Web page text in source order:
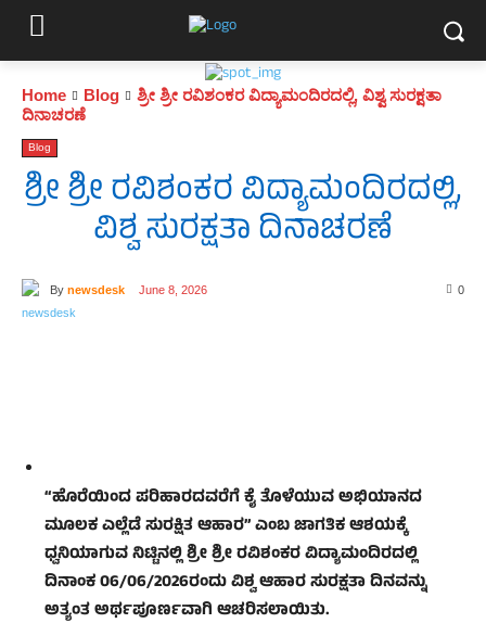
Home Blog
ಶ್ರೀ ಶ್ರೀ ರವಿಶಂಕರ ವಿದ್ಯಾಮಂದಿರದಲ್ಲಿ, ವಿಶ್ವ ಸುರಕ್ಷತಾ
ದಿನಾಚರಣೆ
Blog
ಶ್ರೀ ಶ್ರೀ ರವಿಶಂಕರ ವಿದ್ಯಾಮಂದಿರದಲ್ಲಿ,
ವಿಶ್ವ ಸುರಕ್ಷತಾ ದಿನಾಚರಣೆ
By newsdesk June 8, 2026 0
“ಹೊರೆಯಿಂದ ಪರಿಹಾರದವರೆಗೆ ಕೈ ತೊಳೆಯುವ ಅಭಿಯಾನದ
ಮೂಲಕ ಎಲ್ಲೆಡೆ ಸುರಕ್ಷಿತ ಆಹಾರ” ಎಂಬ ಜಾಗತಿಕ ಆಶಯಕ್ಕೆ
ಧ್ವನಿಯಾಗುವ ನಿಟ್ಟಿನಲ್ಲಿ ಶ್ರೀ ಶ್ರೀ ರವಿಶಂಕರ ವಿದ್ಯಾಮಂದಿರದಲ್ಲಿ
ದಿನಾಂಕ 06/06/2026ರಂದು ವಿಶ್ವ ಆಹಾರ ಸುರಕ್ಷತಾ ದಿನವನ್ನು
ಅತ್ಯಂತ ಅರ್ಥಪೂರ್ಣವಾಗಿ ಆಚರಿಸಲಾಯಿತು.